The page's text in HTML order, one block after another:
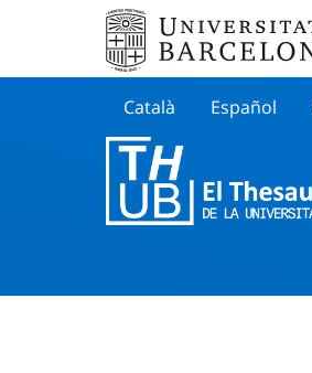
Català Español